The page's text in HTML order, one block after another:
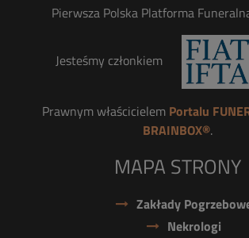
Pierwsza Polska Platforma
Jesteśmy członkiem
Prawnym właścicielem Portalu
BRAINBOX®.
MAPA STRONY
Zakłady
Nekrologi